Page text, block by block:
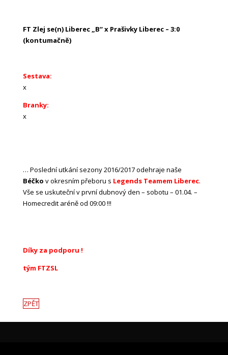
FT Zlej se(n) Liberec „B“ x Prašivky Liberec – 3:0
(kontumačně)
Sestava:
x
Branky:
x
… Poslední utkání sezony 2016/2017 odehraje naše
Béčko v okresním přeboru s Legends Teamem Liberec.
Vše se uskuteční v první dubnový den – sobotu – 01.04. –
Homecredit aréně od 09:00 !!!
Díky za podporu !
tým FTZSL
ZPĚT